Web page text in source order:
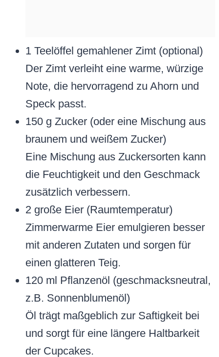
1 Teelöffel gemahlener Zimt (optional)
Der Zimt verleiht eine warme, würzige
Note, die hervorragend zu Ahorn und
Speck passt.
150 g Zucker (oder eine Mischung aus
braunem und weißem Zucker)
Eine Mischung aus Zuckersorten kann
die Feuchtigkeit und den Geschmack
zusätzlich verbessern.
2 große Eier (Raumtemperatur)
Zimmerwarme Eier emulgieren besser
mit anderen Zutaten und sorgen für
einen glatteren Teig.
120 ml Pflanzenöl (geschmacksneutral,
z.B. Sonnenblumenöl)
Öl trägt maßgeblich zur Saftigkeit bei
und sorgt für eine längere Haltbarkeit
der Cupcakes.